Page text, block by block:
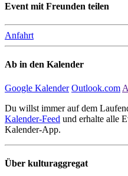
Event mit Freunden teilen
Anfahrt
Ab in den Kalender
Google Kalender Outlook.com
Du willst immer auf dem
Kalender-Feed und erhalte alle
Kalender-App.
Über kulturaggregat